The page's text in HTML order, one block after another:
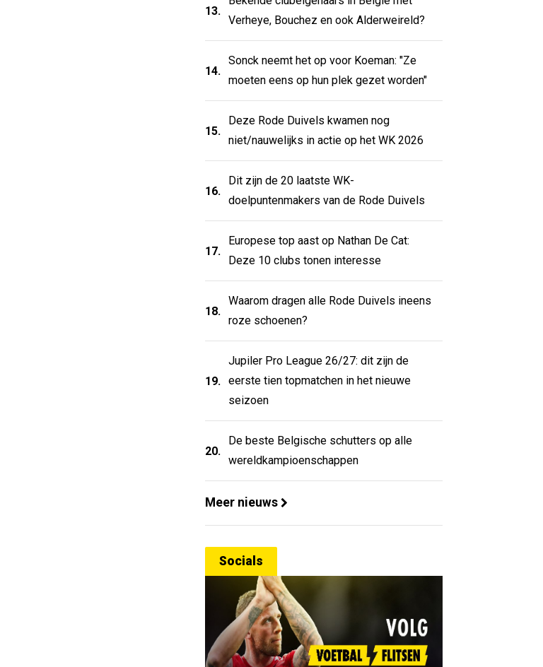
13.
Verheye, Bouchez en ook Alderweireld?
14.
Sonck neemt het op voor Koeman: "Ze
moeten eens op hun plek gezet worden"
15.
Deze Rode Duivels kwamen nog
niet/nauwelijks in actie op het WK 2026
16.
Dit zijn de 20 laatste WK-
doelpuntenmakers van de Rode Duivels
17.
Europese top aast op Nathan De Cat:
Deze 10 clubs tonen interesse
18.
Waarom dragen alle Rode Duivels ineens
roze schoenen?
19.
Jupiler Pro League 26/27: dit zijn de
eerste tien topmatchen in het nieuwe
seizoen
20.
De beste Belgische schutters op alle
wereldkampioenschappen
Meer nieuws
Socials